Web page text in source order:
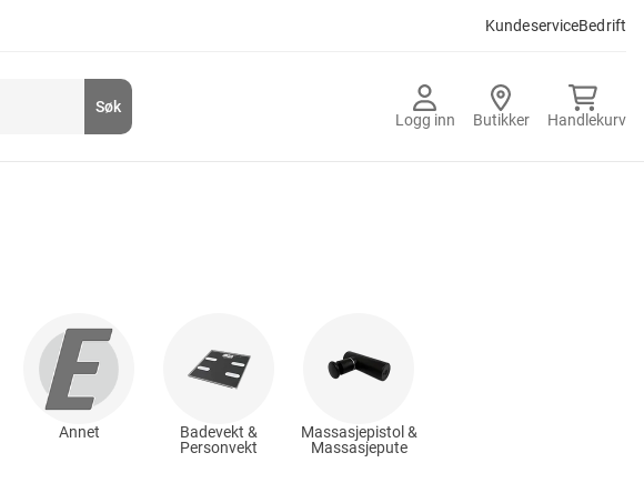
KundeserviceBedrift
Logg inn Butikker Handlekurv
Søk
Annet
Badevekt &
Personvekt
Massasjepistol &
Massasjepute